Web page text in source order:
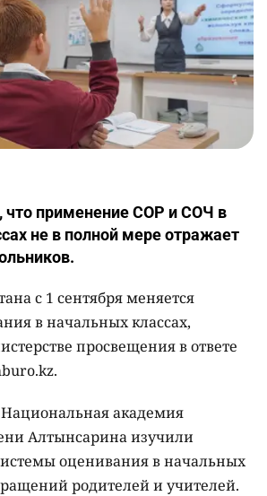
что применение СОР и СОЧ в
не в полной мере отражает
с 1 сентября меняется
в начальных классах,
просвещения в ответе
академия
Алтынсарина изучили
оценивания в начальных
родителей и учителей.